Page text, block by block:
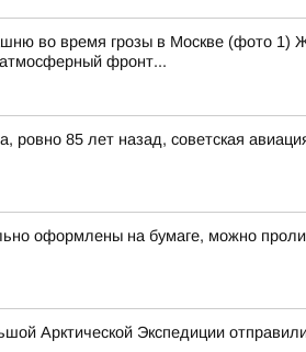
во время грозы в Москве (фото 1)
фронт...
ровно 85 лет назад, советская
оформлены на бумаге, можно
Арктической Экспедиции